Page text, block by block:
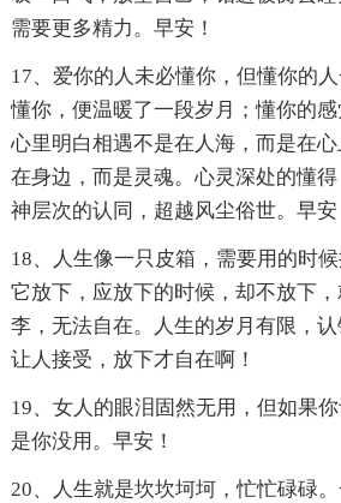
需要更多精力。早安！
17、爱你的人未必懂你，但懂你的
懂你，便温暖了一段岁月；懂你的感
心里明白相遇不是在人海，而是在
在身边，而是灵魂。心灵深处的懂
神层次的认同，超越风尘俗世。早安
18、人生像一只皮箱，需要用的时
它放下，应放下的时候，却不放下
李，无法自在。人生的岁月有限，
让人接受，放下才自在啊！
19、女人的眼泪固然无用，但如果
是你没用。早安！
20、人生就是坎坎坷坷，忙忙碌碌